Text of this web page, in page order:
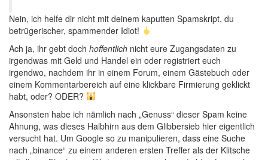
Nein, ich helfe dir nicht mit deinem kaputten Spamskript, du
betrügerischer, spammender Idiot!
Ach ja, ihr gebt doch hoffentlich nicht eure Zugangsdaten zu
irgendwas mit Geld und Handel ein oder registriert euch
irgendwo, nachdem ihr in einem Forum, einem Gästebuch oder
einem Kommentarbereich auf eine klickbare Firmierung geklickt
habt, oder? ODER?
Ansonsten habe ich nämlich nach „Genuss“ dieser Spam keine
Ahnung, was dieses Halbhirn aus dem Glibbersieb hier eigentlich
versucht hat. Um Google so zu manipulieren, dass eine Suche
nach „binance“ zu einem anderen ersten Treffer als der Klitsche